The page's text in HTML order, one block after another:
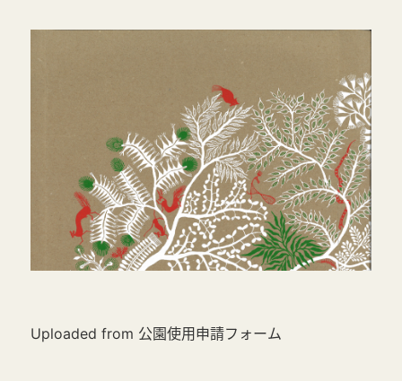
Uploaded from 公園使用申請フォーム